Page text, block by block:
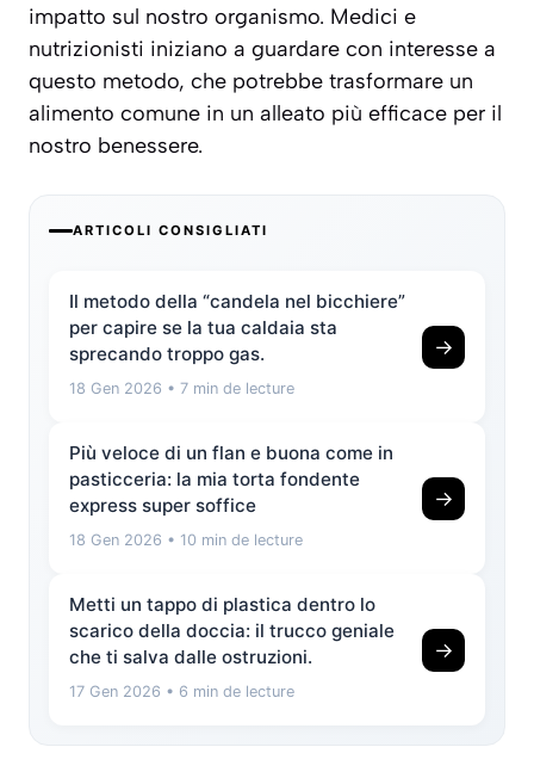
impatto sul nostro organismo. Medici e
nutrizionisti iniziano a guardare con interesse a
questo metodo, che potrebbe trasformare un
alimento comune in un alleato più efficace per il
nostro benessere.
ARTICOLI CONSIGLIATI
Il metodo della “candela nel bicchiere”
per capire se la tua caldaia sta
sprecando troppo gas.
18 Gen 2026 • 7 min de lecture
→
Più veloce di un flan e buona come in
pasticceria: la mia torta fondente
express super soffice
18 Gen 2026 • 10 min de lecture
→
Metti un tappo di plastica dentro lo
scarico della doccia: il trucco geniale
che ti salva dalle ostruzioni.
17 Gen 2026 • 6 min de lecture
→